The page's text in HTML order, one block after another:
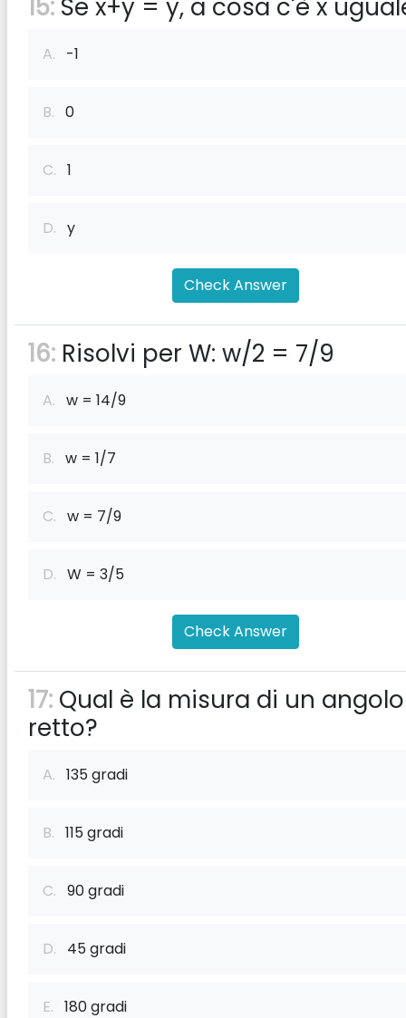
15: Se x+y = y, a cosa c'è x
A. -1
B. 0
C. 1
D. y
Check Answer
16: Risolvi per W: w/2 = 7/9
A. w = 14/9
B. w = 1/7
C. w = 7/9
D. W = 3/5
Check Answer
17: Qual è la misura di un angolo
retto?
A. 135 gradi
B. 115 gradi
C. 90 gradi
D. 45 gradi
E. 180 gradi